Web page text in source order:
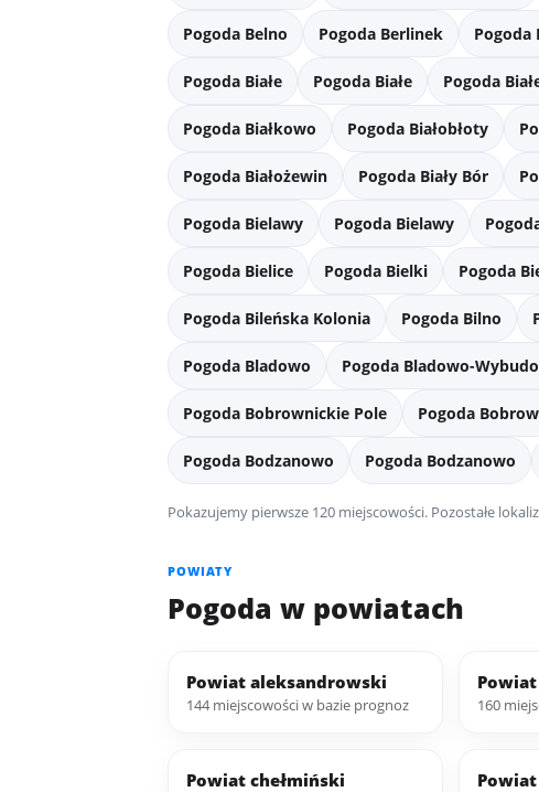
Pogoda Belno Pogoda Berlinek Pogoda
Pogoda Białe Pogoda Białe Pogoda
Pogoda Białkowo Pogoda Białobłoty
Pogoda Białożewin Pogoda Biały Bór
Pogoda Bielawy Pogoda Bielawy
Pogoda Bielice Pogoda Bielki Pogoda
Pogoda Bileńska Kolonia Pogoda Bilno
Pogoda Bladowo Pogoda Bladowo-
Pogoda Bobrownickie Pole Pogoda
Pogoda Bodzanowo Pogoda Bodzanowo
Pokazujemy pierwsze 120 miejscowości. Pozostałe
POWIATY
Pogoda w powiatach
Powiat aleksandrowski
144 miejscowości w bazie prognoz 160
Powiat chełmiński